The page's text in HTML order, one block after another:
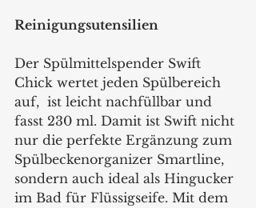
Reinigungsutensilien
Der Spülmittelspender Swift
Chick wertet jeden Spülbereich
auf,  ist leicht nachfüllbar und
fasst 230 ml. Damit ist Swift nicht
nur die perfekte Ergänzung zum
Spülbeckenorganizer Smartline,
sondern auch ideal als Hingucker
im Bad für Flüssigseife. Mit dem